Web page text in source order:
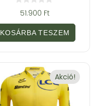
z
5
ő
51.900 Ft
KOSÁRBA TESZEM
Akció!